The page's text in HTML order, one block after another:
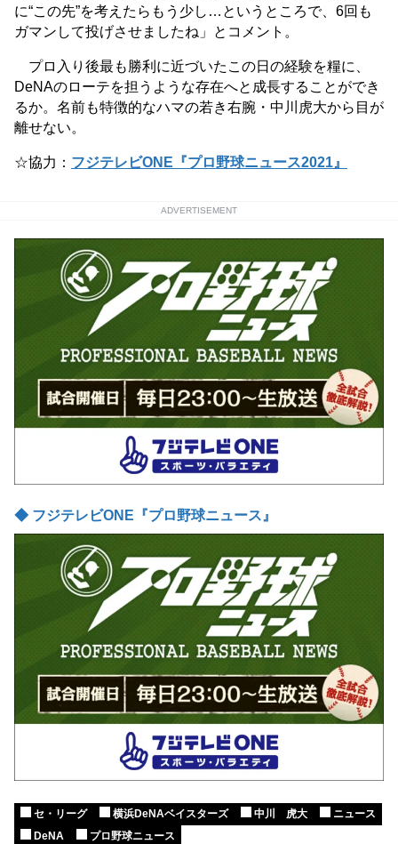
に“この先”を考えたらもう少し…というところで、6回も
ガマンして投げさせましたね」とコメント。
プロ入り後最も勝利に近づいたこの日の経験を糧に、
DeNAのローテを担うような存在へと成長することができ
るか。名前も特徴的なハマの若き右腕・中川虎大から目が
離せない。
☆協力： フジテレビONE『プロ野球ニュース2021』
ADVERTISEMENT
◆ フジテレビONE『プロ野球ニュース』
セ・リーグ 横浜DeNAベイスターズ 中川 虎大
ニュース
DeNA
プロ野球ニュース